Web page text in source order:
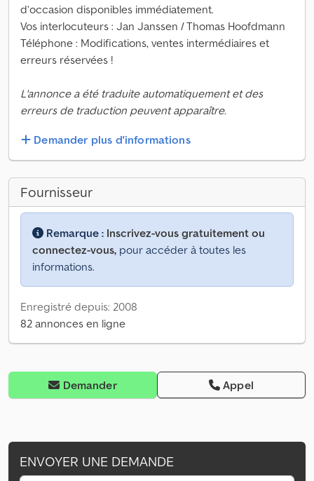
d’occasion disponibles immédiatement.
Vos interlocuteurs : Jan Janssen / Thomas Hoofdmann
Téléphone : Modifications, ventes intermédiaires et
erreurs réservées !
L'annonce a été traduite automatiquement et des
erreurs de traduction peuvent apparaître.
Demander plus d'informations
Fournisseur
Remarque : Inscrivez-vous gratuitement ou
connectez-vous, pour accéder à toutes les
informations.
Enregistré depuis: 2008
82 annonces en ligne
Demander Appel
ENVOYER UNE DEMANDE